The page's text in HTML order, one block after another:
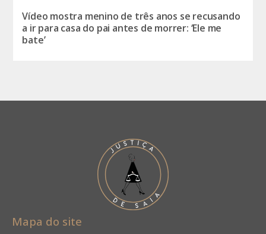
Vídeo mostra menino de três anos se recusando
a ir para casa do pai antes de morrer: ‘Ele me
bate’
Mapa do site